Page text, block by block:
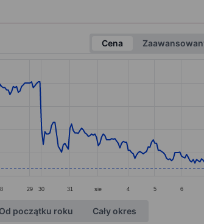
Cena
29 30 31 sie 4 5 6
Od początku roku Cały okres